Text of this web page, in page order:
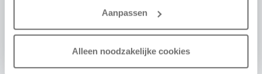
Aanpassen
Alleen noodzakelijke cookies
VOORSTEL AANVRAGEN